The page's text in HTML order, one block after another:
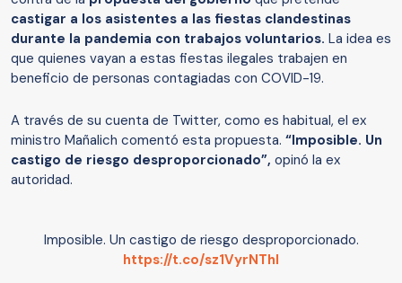
castigar a los asistentes a las fiestas clandestinas
durante la pandemia con trabajos voluntarios. La idea es
que quienes vayan a estas fiestas ilegales trabajen en
beneficio de personas contagiadas con COVID-19.
A través de su cuenta de Twitter, como es habitual, el ex
ministro Mañalich comentó esta propuesta. “Imposible. Un
castigo de riesgo desproporcionado”, opinó la ex
autoridad.
Imposible. Un castigo de riesgo desproporcionado.
https://t.co/sz1VyrNThl